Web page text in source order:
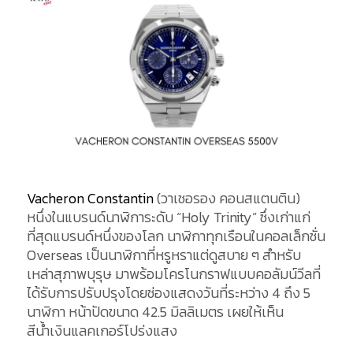
Vacheron Constantin(วาเชอรอง คอนสแตนติน)
หนึ่งในแบรนด์นาฬิการะดับ “Holy Trinity” ซึ่งเก่าแก่
ที่สุดแบรนด์หนึ่งของโลก นาฬิกาทุกเรือนในคอลเล็กชั่น
Overseas เป็นนาฬิกาที่หรูหราแต่ดูสบาย ๆ สำหรับ
เหล่าสุภาพบุรุษ มาพร้อมโครโนกราฟแบบคอลัมน์วีลที่
ได้รับการปรับปรุงโดยช่องแสดงวันที่ระหว่าง 4 ถึง 5
นาฬิกา หน้าปัดขนาด 42.5 มิลลิเมตร เผยให้เห็น
สีน้ำเงินแลคเกอร์โปร่งแสง